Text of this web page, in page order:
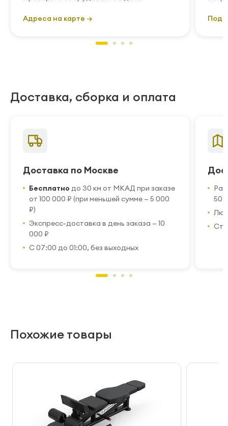
Адреса на карте →
Доставка, сборка и оплата
Доставка по Москве
Бесплатно до 30 км от МКАД при заказе
от 100 000 ₽ (при меньшей сумме — 5 000
₽)
Экспресс-доставка в день заказа — 10
000 ₽
С 07:00 до 01:00, без выходных
50
Похожие товары